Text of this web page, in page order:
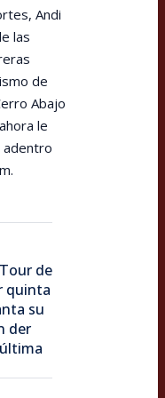
Andi
las
de
Abajo
le
adentro
de
quinta
su
der